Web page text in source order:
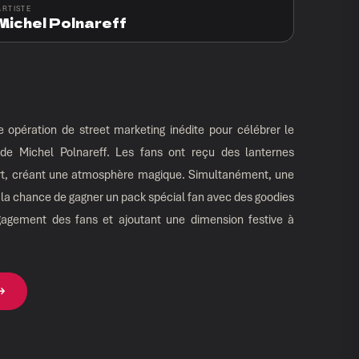
Polnareff
opération de street marketing inédite pour célébrer le
Michel Polnareff. Les fans ont reçu des lanternes
créant une atmosphère magique. Simultanément, une
chance de gagner un pack spécial fan avec des goodies
des fans et ajoutant une dimension festive à